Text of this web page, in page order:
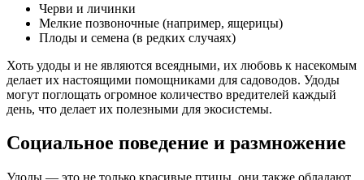
Черви и личинки
Мелкие позвоночные (например, ящерицы)
Плоды и семена (в редких случаях)
Хоть удоды и не являются всеядными, их любовь к насекомым
делает их настоящими помощниками для садоводов. Удоды
могут поглощать огромное количество вредителей каждый
день, что делает их полезными для экосистемы.
Социальное поведение и размножение